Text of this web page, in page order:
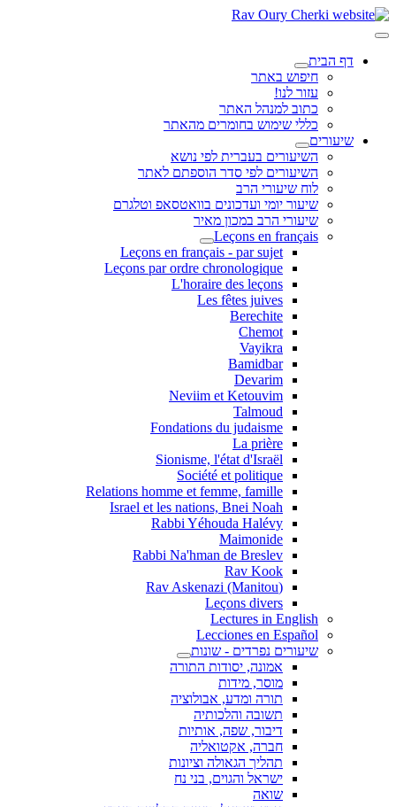
דף הבית
חיפוש באתר
עזור לנו!
כתוב למנהל האתר
כללי שימוש בחומרים מהאתר
שיעורים
השיעורים בעברית לפי נושא
השיעורים לפי סדר הוספתם לאתר
לוח שיעורי הרב
שיעור יומי ועדכונים בוואטסאפ וטלגרם
שיעורי הרב במכון מאיר
Leçons en français
Leçons en français - par sujet
Leçons par ordre chronologique
L'horaire des leçons
Les fêtes juives
Berechite
Chemot
Vayikra
Bamidbar
Devarim
Neviim et Ketouvim
Talmoud
Fondations du judaisme
La prière
Sionisme, l'état d'Israël
Société et politique
Relations homme et femme, famille
Israel et les nations, Bnei Noah
Rabbi Yéhouda Halévy
Maimonide
Rabbi Na'hman de Breslev
Rav Kook
(Rav Askenazi (Manitou
Leçons divers
Lectures in English
Lecciones en Español
שיעורים נפרדים - שונות
אמונה, יסודות התורה
מוסר, מידות
תורה ומדע, אבולוציה
תשובה והלכותיה
דיבור, שפה, אותיות
חברה, אקטואליה
תהליך הגאולה וציונות
ישראל והגוים, בני נח
שואה